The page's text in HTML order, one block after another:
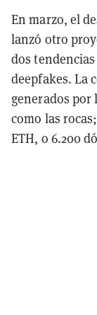
En marzo, el
lanzó otro
dos
deepfakes. La
generados
como las
ETH, o 6.200